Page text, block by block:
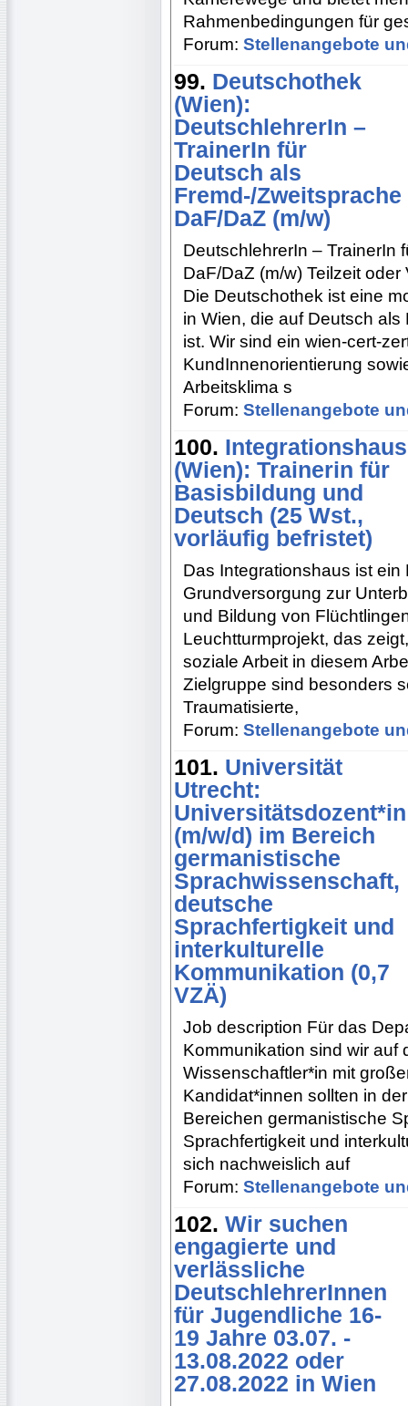
Rahmenbedingungen für
Forum: Stellenangebote
99. Deutschothek
(Wien):
DeutschlehrerIn –
TrainerIn für
Deutsch als
Fremd-/Zweitsprache
DaF/DaZ (m/w)
DeutschlehrerIn – TrainerIn
DaF/DaZ (m/w) Teilzeit
Die Deutschothek ist eine
in Wien, die auf Deutsch
ist. Wir sind ein wien-cert-
KundInnenorientierung
Arbeitsklima s
Forum: Stellenangebote
100. Integrationshaus
(Wien): Trainerin für
Basisbildung und
Deutsch (25 Wst.,
vorläufig befristet)
Das Integrationshaus ist
Grundversorgung zur
und Bildung von
Leuchtturmprojekt, das
soziale Arbeit in diesem
Zielgruppe sind besonders
Traumatisierte,
Forum: Stellenangebote
101. Universität
Utrecht:
Universitätsdozent*in
(m/w/d) im Bereich
germanistische
Sprachwissenschaft,
deutsche
Sprachfertigkeit und
interkulturelle
Kommunikation (0,7
VZÄ)
Job description Für das
Kommunikation sind wir auf
Wissenschaftler*in mit
Kandidat*innen sollten in
Bereichen germanistische
Sprachfertigkeit und
sich nachweislich auf
Forum: Stellenangebote
102. Wir suchen
engagierte und
verlässliche
DeutschlehrerInnen
für Jugendliche 16-
19 Jahre 03.07. -
13.08.2022 oder
27.08.2022 in Wien